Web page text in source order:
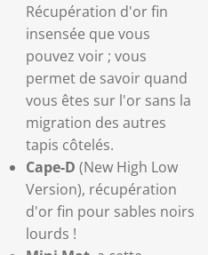
Récupération d'or fin
insensée que vous
pouvez voir ; vous
permet de savoir quand
vous êtes sur l'or sans la
migration des autres
tapis côtelés.
Cape-D (New High Low
Version), récupération
d'or fin pour sables noirs
lourds !